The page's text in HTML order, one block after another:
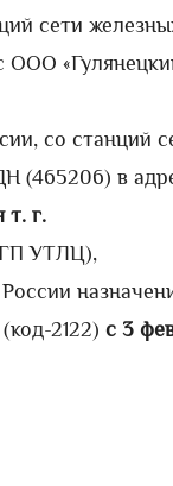
сети
со станций
(465206) в
т. г.
ГП УТЛЦ),
2122) с 3